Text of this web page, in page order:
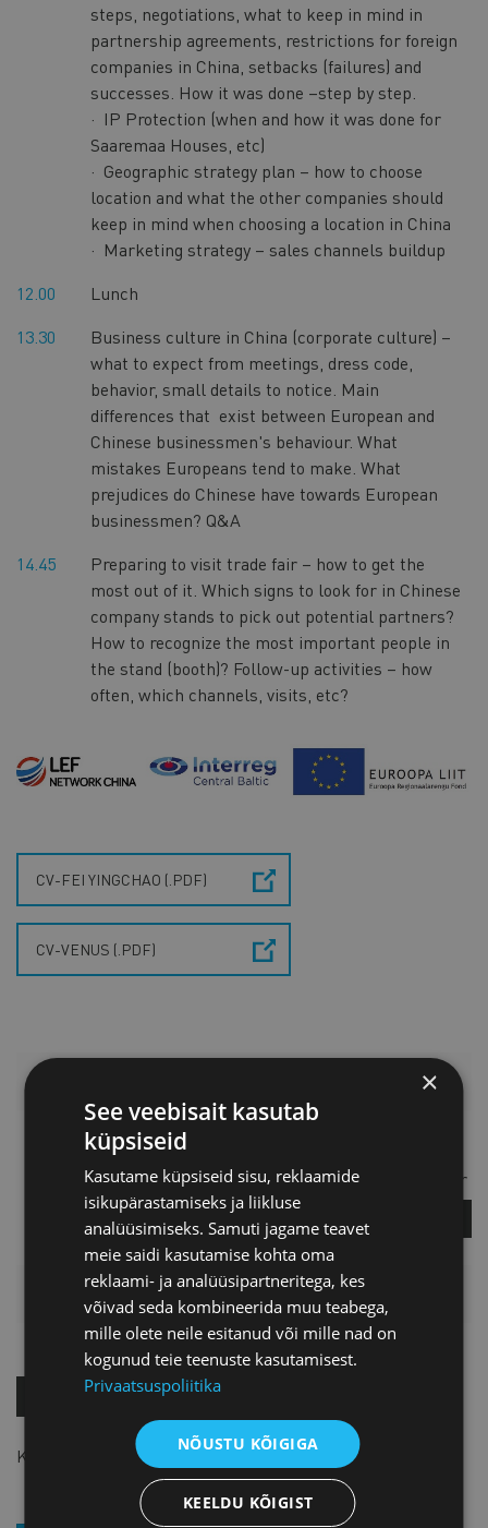
steps, negotiations, what to keep in mind in
partnership agreements, restrictions for foreign
companies in China, setbacks (failures) and
successes. How it was done –step by step.
· IP Protection (when and how it was done for
Saaremaa Houses, etc)
· Geographic strategy plan – how to choose
location and what the other companies should
keep in mind when choosing a location in China
· Marketing strategy – sales channels buildup
12.00
Lunch
13.30
Business culture in China (corporate culture) –
what to expect from meetings, dress code,
behavior, small details to notice. Main
differences that exist between European and
Chinese businessmen's behaviour. What
mistakes Europeans tend to make. What
prejudices do Chinese have towards European
businessmen? Q&A
14.45
Preparing to visit trade fair – how to get the
most out of it. Which signs to look for in Chinese
company stands to pick out potential partners?
How to recognize the most important people in
the stand (booth)? Follow-up activities – how
often, which channels, visits, etc?
CV-FEI YINGCHAO (.PDF)
CV-VENUS (.PDF)
Eksporditeenuste koordinaator
HINNAKIRI
OSTA KOHE!
Koolitusel osalemise tasu 25€+km
×
See veebisait kasutab
küpsiseid
Kasutame küpsiseid sisu, reklaamide
isikupärastamiseks ja liikluse
analüüsimiseks. Samuti jagame teavet
meie saidi kasutamise kohta oma
reklaami- ja analüüsipartneritega, kes
võivad seda kombineerida muu teabega,
mille olete neile esitanud või mille nad on
kogunud teie teenuste kasutamisest.
Privaatsuspoliitika
NÕUSTU KÕIGIGA
KEELDU KÕIGIST